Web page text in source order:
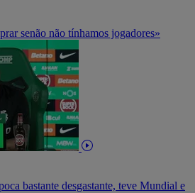
senão não tínhamos jogadores»
bastante desgastante, teve Mundial e